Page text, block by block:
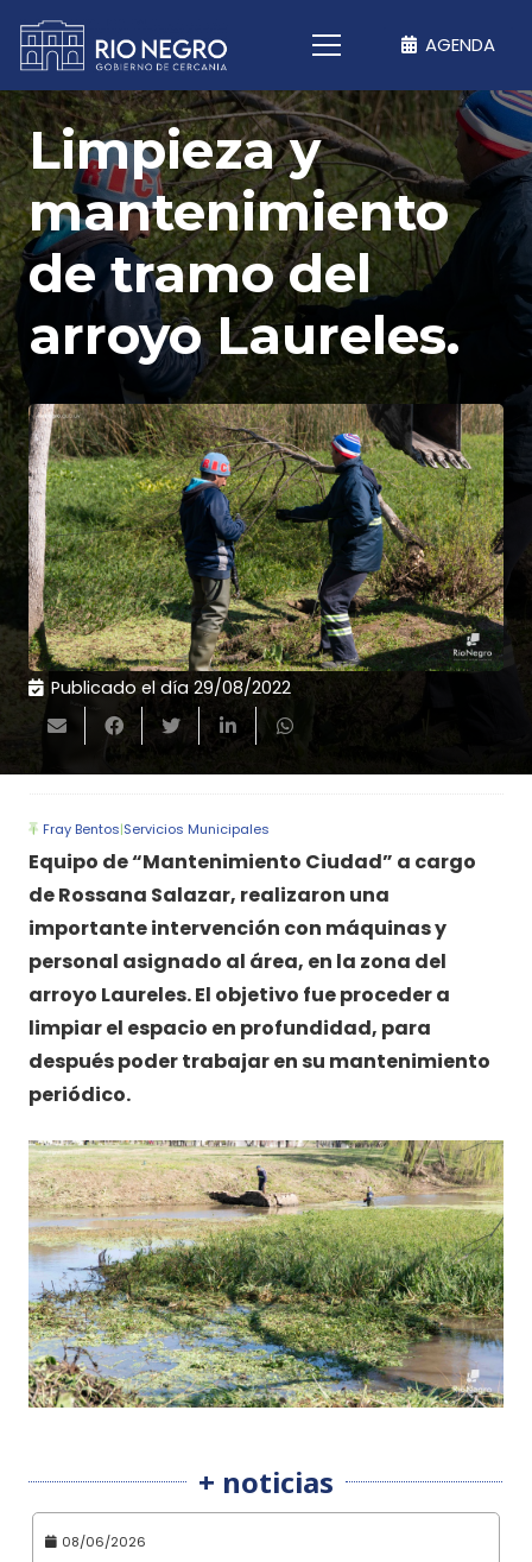
AGENDA
Limpieza y
mantenimiento
de tramo del
arroyo Laureles.
Publicado el día29/08/2022
Fray Bentos|Servicios Municipales
Equipo de “Mantenimiento Ciudad” a cargo
de Rossana Salazar, realizaron una
importante intervención con máquinas y
personal asignado al área, en la zona del
arroyo Laureles. El objetivo fue proceder a
limpiar el espacio en profundidad, para
después poder trabajar en su mantenimiento
periódico.
+ noticias
08/06/2026